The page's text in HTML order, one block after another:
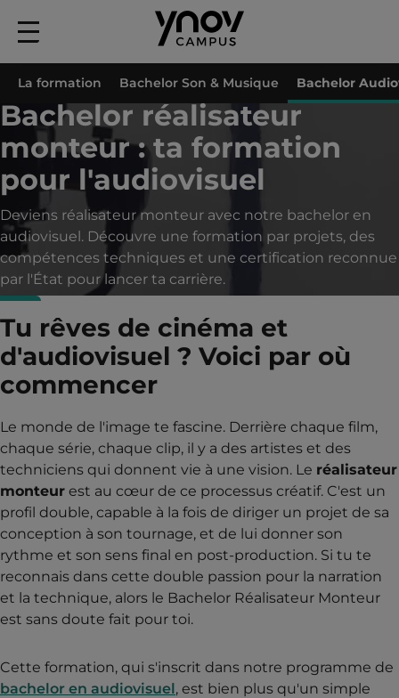
Menu
principal
Bachelor réalisateur
monteur : ta formation
pour l'audiovisuel
Deviens réalisateur monteur avec notre bachelor en
audiovisuel. Découvre une formation par projets, des
compétences techniques et une certification reconnue
par l'État pour lancer ta carrière.
La formation Bachelor Son & Musique Bachelor
Tu rêves de cinéma et
d'audiovisuel ? Voici par où
commencer
Le monde de l'image te fascine. Derrière chaque film,
chaque série, chaque clip, il y a des artistes et des
techniciens qui donnent vie à une vision. Le réalisateur
monteur est au cœur de ce processus créatif. C'est un
profil double, capable à la fois de diriger un projet de sa
conception à son tournage, et de lui donner son
rythme et son sens final en post-production. Si tu te
reconnais dans cette double passion pour la narration
et la technique, alors le Bachelor Réalisateur Monteur
est sans doute fait pour toi.
Cette formation, qui s'inscrit dans notre programme de
bachelor en audiovisuel, est bien plus qu'un simple